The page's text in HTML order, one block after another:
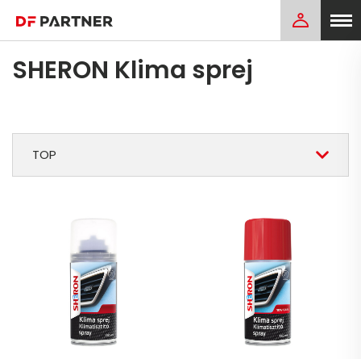
SHERON Klima sprej
TOP